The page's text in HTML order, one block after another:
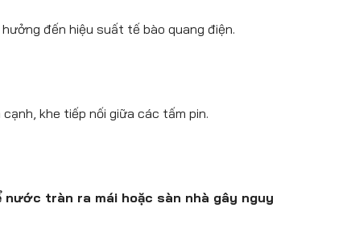
đến hiệu suất tế bào quang điện.
khe tiếp nối giữa các tấm pin.
nước tràn ra mái hoặc sàn nhà gây nguy